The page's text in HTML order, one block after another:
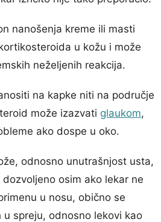
nanošenja kreme ili masti
u kožu i može
neželjenih reakcija.
na kapke niti na područje
može izazvati glaukom,
ako dospe u oko.
odnosno unutrašnjost usta,
osim ako lekar ne
u nosu, obično se
spreju, odnosno lekovi kao